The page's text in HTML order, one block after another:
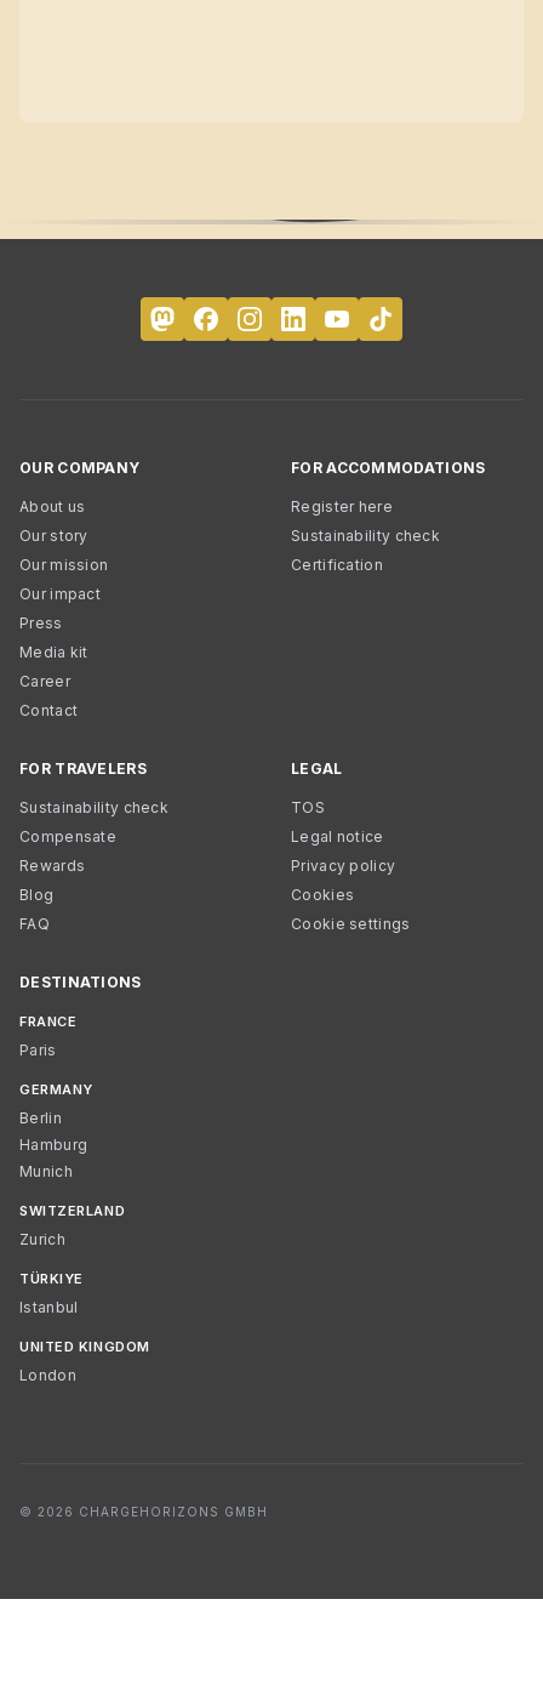
OUR COMPANY
About us
Our story
Our mission
Our impact
Press
Media kit
Career
Contact
FOR ACCOMMODATIONS
Register here
Sustainability check
Certification
FOR TRAVELERS
Sustainability check
Compensate
Rewards
Blog
FAQ
LEGAL
TOS
Legal notice
Privacy policy
Cookies
Cookie settings
DESTINATIONS
FRANCE
Paris
GERMANY
Berlin
Hamburg
Munich
SWITZERLAND
Zurich
TÜRKIYE
Istanbul
UNITED KINGDOM
London
© 2026 CHARGEHORIZONS GMBH